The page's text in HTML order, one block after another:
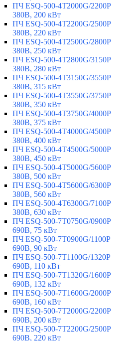
ПЧ ESQ-500-4T2000G/2200P
380В, 200 кВт
ПЧ ESQ-500-4T2200G/2500P
380В, 220 кВт
ПЧ ESQ-500-4T2500G/2800P
380В, 250 кВт
ПЧ ESQ-500-4T2800G/3150P
380В, 280 кВт
ПЧ ESQ-500-4T3150G/3550P
380В, 315 кВт
ПЧ ESQ-500-4T3550G/3750P
380В, 350 кВт
ПЧ ESQ-500-4T3750G/4000P
380В, 375 кВт
ПЧ ESQ-500-4T4000G/4500P
380В, 400 кВт
ПЧ ESQ-500-4T4500G/5000P
380В, 450 кВт
ПЧ ESQ-500-4T5000G/5600P
380В, 500 кВт
ПЧ ESQ-500-4T5600G/6300P
380В, 560 кВт
ПЧ ESQ-500-4T6300G/7100P
380В, 630 кВт
ПЧ ESQ-500-7T0750G/0900P
690В, 75 кВт
ПЧ ESQ-500-7T0900G/1100P
690В, 90 кВт
ПЧ ESQ-500-7T1100G/1320P
690В, 110 кВт
ПЧ ESQ-500-7T1320G/1600P
690В, 132 кВт
ПЧ ESQ-500-7T1600G/2000P
690В, 160 кВт
ПЧ ESQ-500-7T2000G/2200P
690В, 200 кВт
ПЧ ESQ-500-7T2200G/2500P
690В, 220 кВт